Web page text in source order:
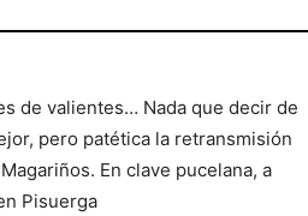
de valientes… Nada que decir de
pero patética la retransmisión
En clave pucelana, a
Pisuerga